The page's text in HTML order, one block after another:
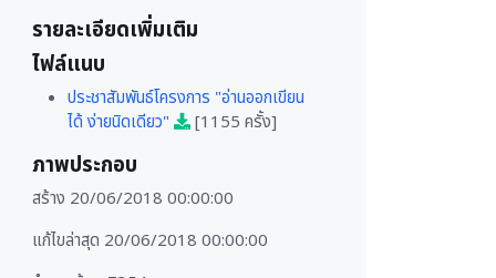
รายละเอียดเพิ่มเติม
ไฟล์แนบ
ประชาสัมพันธ์โครงการ "อ่านออกเขียน
ได้ ง่ายนิดเดียว"
[1155 ครั้ง]
ภาพประกอบ
สร้าง 20/06/2018 00:00:00
แก้ไขล่าสุด 20/06/2018 00:00:00